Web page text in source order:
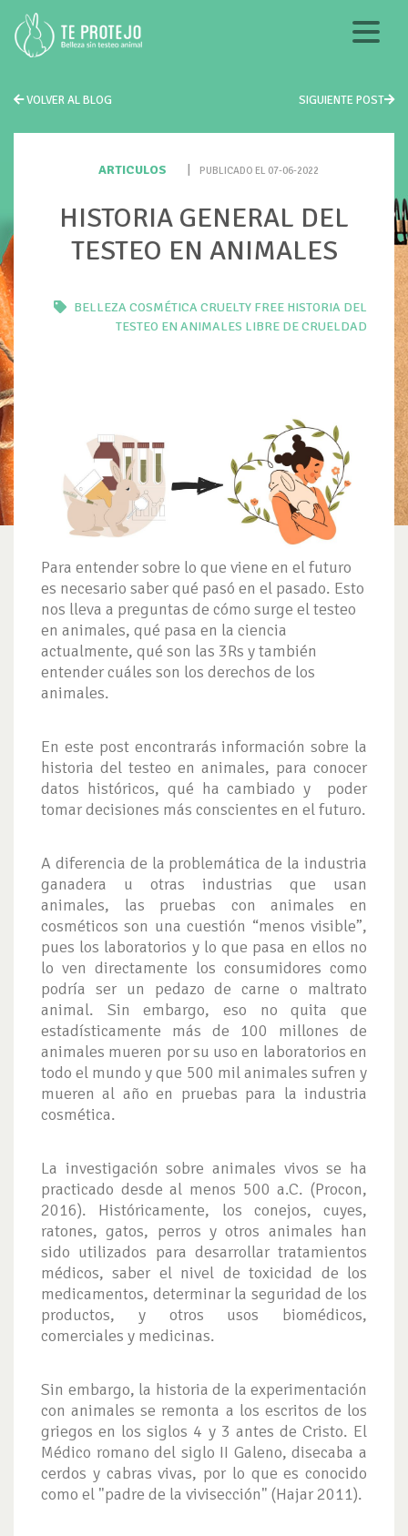
VOLVER AL BLOG SIGUIENTE POST
ARTICULOS PUBLICADO EL 07-06-2022
HISTORIA GENERAL DEL
TESTEO EN ANIMALES
BELLEZA COSMÉTICA CRUELTY FREE HISTORIA DEL
TESTEO EN ANIMALES LIBRE DE CRUELDAD
Para entender sobre lo que viene en el futuro
es necesario saber qué pasó en el pasado. Esto
nos lleva a preguntas de cómo surge el testeo
en animales, qué pasa en la ciencia
actualmente, qué son las 3Rs y también
entender cuáles son los derechos de los
animales.
En este post encontrarás información sobre la
historia del testeo en animales, para conocer
datos históricos, qué ha cambiado y poder
tomar decisiones más conscientes en el futuro.
A diferencia de la problemática de la industria
ganadera u otras industrias que usan
animales, las pruebas con animales en
cosméticos son una cuestión “menos visible”,
pues los laboratorios y lo que pasa en ellos no
lo ven directamente los consumidores como
podría ser un pedazo de carne o maltrato
animal. Sin embargo, eso no quita que
estadísticamente más de 100 millones de
animales mueren por su uso en laboratorios en
todo el mundo y que 500 mil animales sufren y
mueren al año en pruebas para la industria
cosmética.
La investigación sobre animales vivos se ha
practicado desde al menos 500 a.C. (Procon,
2016). Históricamente, los conejos, cuyes,
ratones, gatos, perros y otros animales han
sido utilizados para desarrollar tratamientos
médicos, saber el nivel de toxicidad de los
medicamentos, determinar la seguridad de los
productos, y otros usos biomédicos,
comerciales y medicinas.
Sin embargo, la historia de la experimentación
con animales se remonta a los escritos de los
griegos en los siglos 4 y 3 antes de Cristo. El
Médico romano del siglo II Galeno, disecaba a
cerdos y cabras vivas, por lo que es conocido
como el "padre de la vivisección" (Hajar 2011).